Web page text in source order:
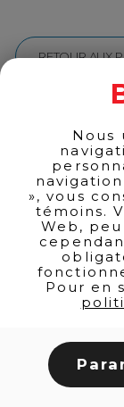
RETOUR AUX
LIENS
Nous
», vous
témoins.
Web,
Pour en